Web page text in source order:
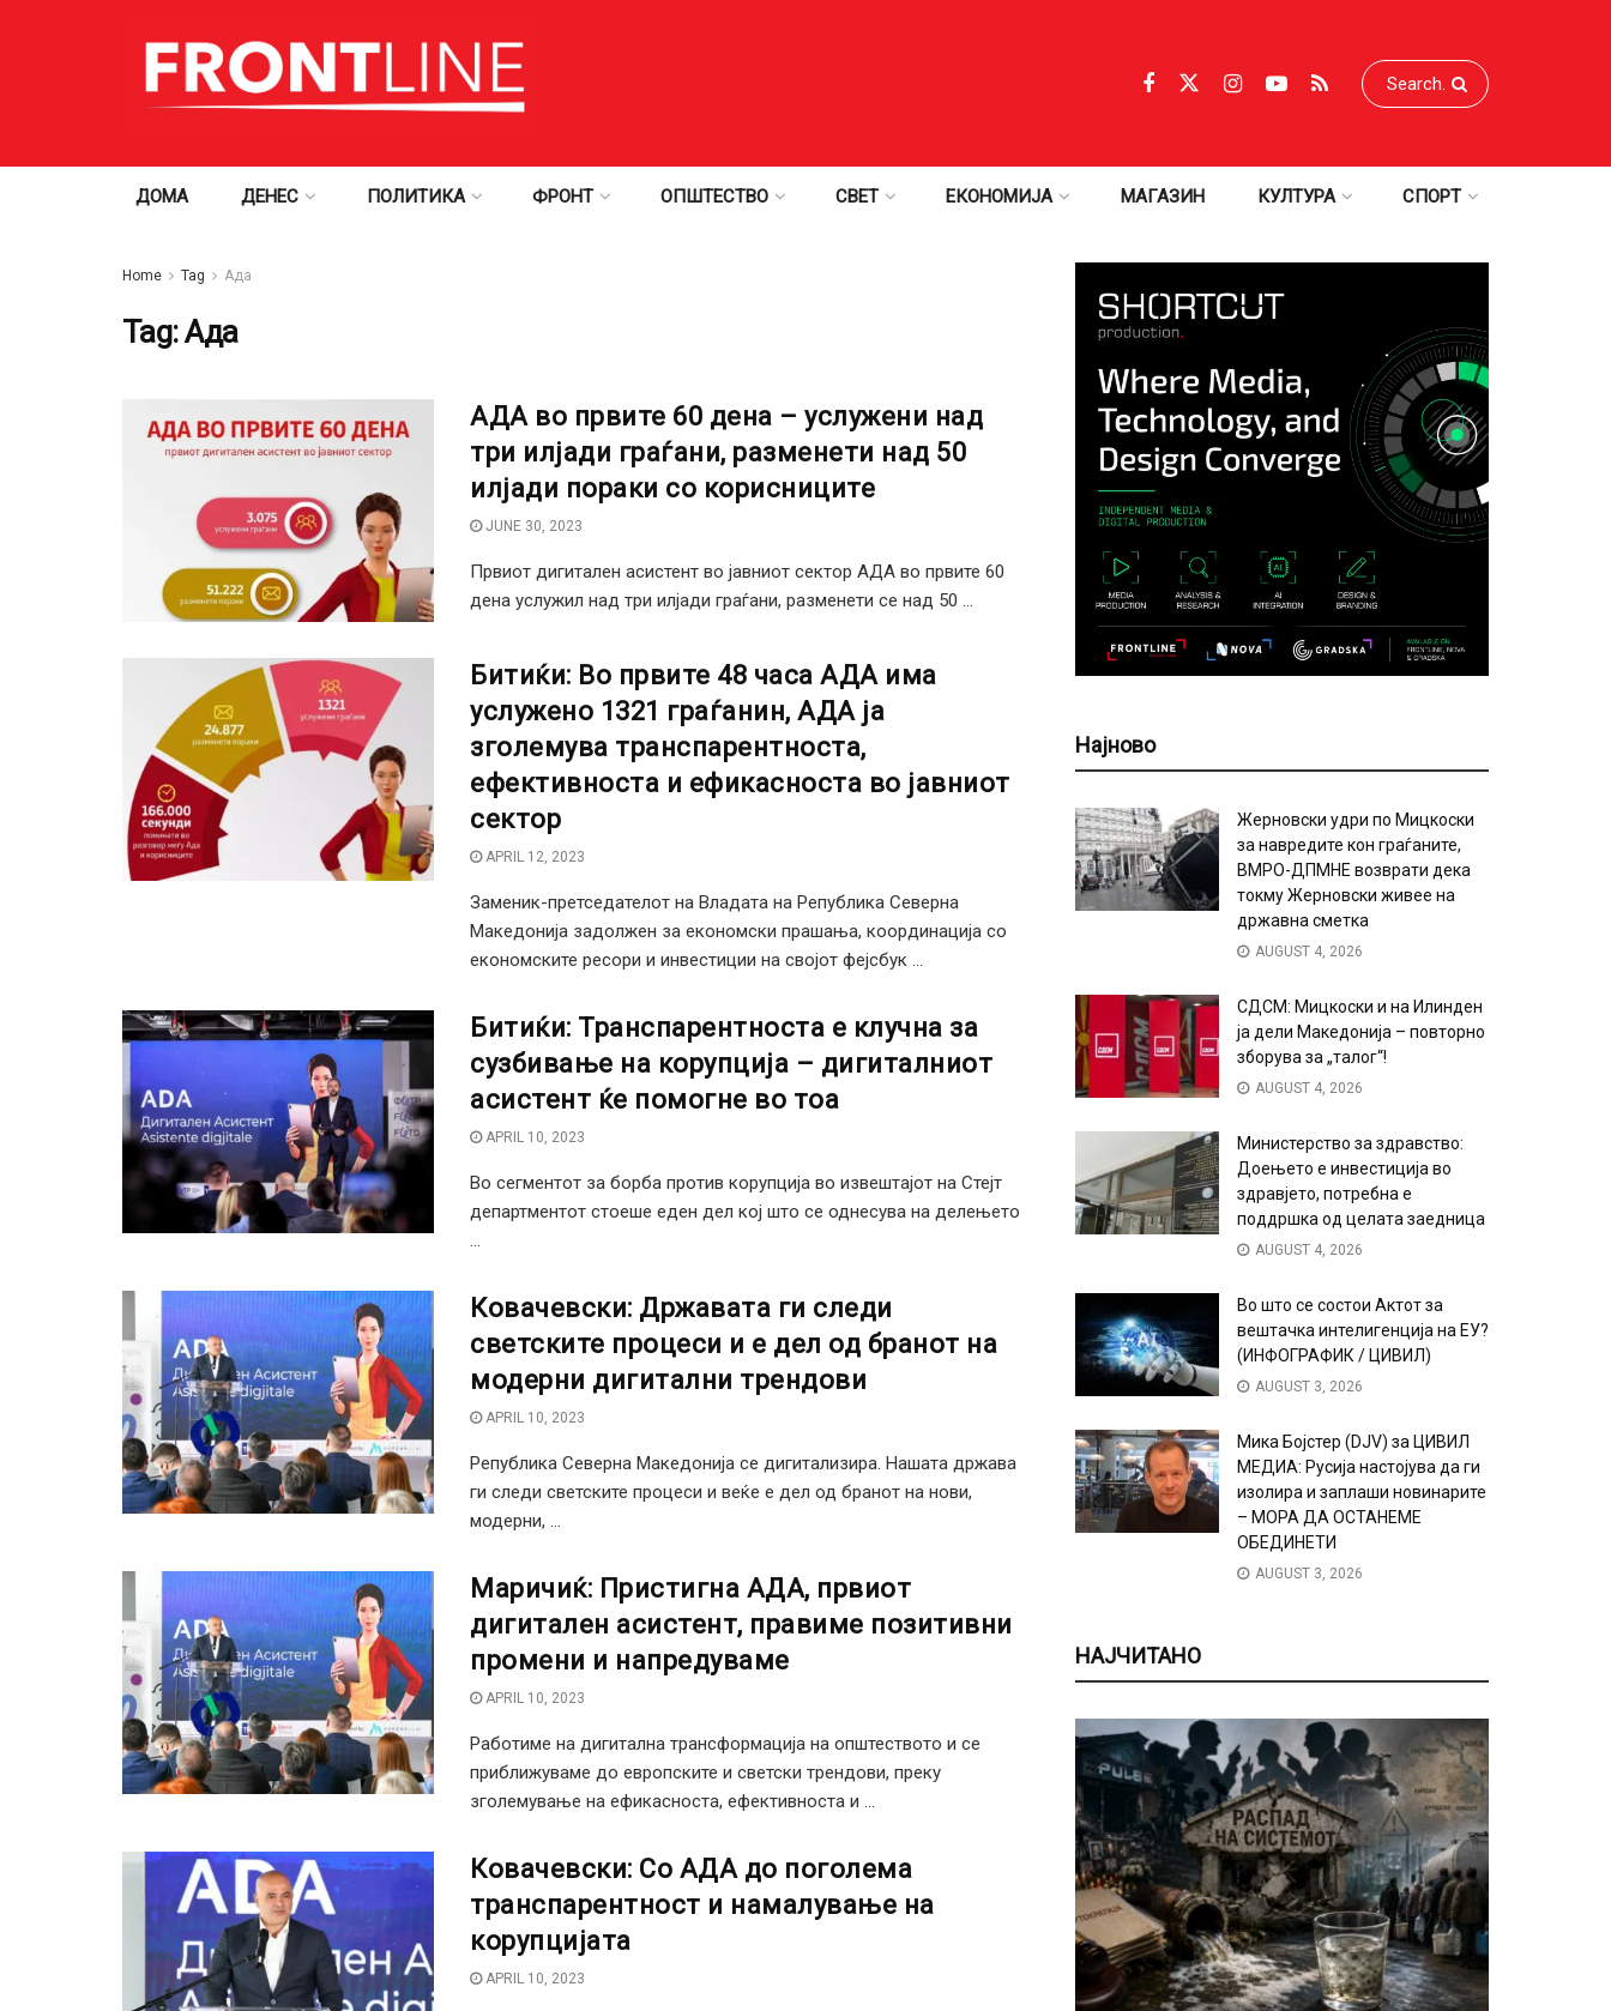
ДОМА ДЕНЕС ПОЛИТИКА ФРОНТ ОПШТЕСТВО СВЕТ ЕКОНОМИЈА МАГАЗИН КУЛТУРА СПОРТ
Home Tag Ада
Tag:Ада
АДА во првите 60 дена – услужени над
три илјади граѓани, разменети над 50
илјади пораки со корисниците
JUNE 30, 2023
Првиот дигитален асистент во јавниот сектор АДА во првите 60
дена услужил над три илјади граѓани, разменети се над 50 ...
Битиќи: Во првите 48 часа АДА има
услужено 1321 граѓанин, АДА ја
зголемува транспарентноста,
ефективноста и ефикасноста во јавниот
сектор
APRIL 12, 2023
Заменик-претседателот на Владата на Република Северна
Македонија задолжен за економски прашања, координација со
економските ресори и инвестиции на својот фејсбук ...
Битиќи: Транспарентноста е клучна за
сузбивање на корупција – дигиталниот
асистент ќе помогне во тоа
APRIL 10, 2023
Во сегментот за борба против корупција во извештајот на Стејт
департментот стоеше еден дел кој што се однесува на делењето
...
Ковачевски: Државата ги следи
светските процеси и е дел од бранот на
модерни дигитални трендови
APRIL 10, 2023
Република Северна Македонија се дигитализира. Нашата држава
ги следи светските процеси и веќе е дел од бранот на нови,
модерни, ...
Маричиќ: Пристигна АДА, првиот
дигитален асистент, правиме позитивни
промени и напредуваме
APRIL 10, 2023
Работиме на дигитална трансформација на општеството и се
приближуваме до европските и светски трендови, преку
зголемување на ефикасноста, ефективноста и ...
Ковачевски: Со АДА до поголема
транспарентност и намалување на
корупцијата
APRIL 10, 2023
Најново
Жерновски удри по Мицкоски
за навредите кон граѓаните,
ВМРО-ДПМНЕ возврати дека
токму Жерновски живее на
државна сметка
AUGUST 4, 2026
СДСМ: Мицкоски и на Илинден
ја дели Македонија – повторно
зборува за „талог“!
AUGUST 4, 2026
Министерство за здравство:
Доењето е инвестиција во
здравјето, потребна е
поддршка од целата заедница
AUGUST 4, 2026
Во што се состои Актот за
вештачка интелигенција на ЕУ?
(ИНФОГРАФИК / ЦИВИЛ)
AUGUST 3, 2026
Мика Бојстер (DJV) за ЦИВИЛ
МЕДИА: Русија настојува да ги
изолира и заплаши новинарите
– МОРА ДА ОСТАНЕМЕ
ОБЕДИНЕТИ
AUGUST 3, 2026
НАЈЧИТАНО